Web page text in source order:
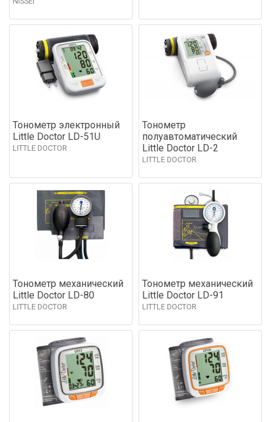
Тонометр электронный
Little Doctor LD-51U
LITTLE DOCTOR
Тонометр
полуавтоматический
Little Doctor LD-2
LITTLE DOCTOR
Тонометр механический
Little Doctor LD-80
LITTLE DOCTOR
Тонометр механический
Little Doctor LD-91
LITTLE DOCTOR